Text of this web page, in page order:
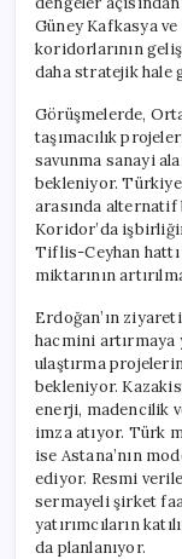
Güney Kafkasya
koridorlarının
daha stratejik hale
Görüşmelerde,
taşımacılık
savunma sanayi
bekleniyor. Türkiye
arasında
Koridor’da
Tiflis-Ceyhan
miktarının
Erdoğan’ın
hacmini artırmaya
ulaştırma
bekleniyor.
enerji, madencilik
imza atıyor. Türk
ise Astana’nın
ediyor. Resmi
sermayeli şirket
yatırımcıların
da planlanıyor.